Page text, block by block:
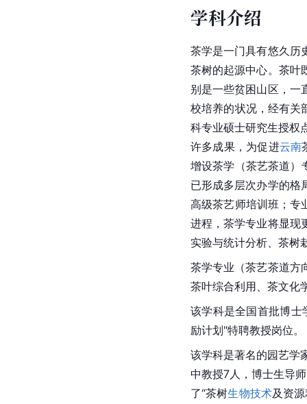
学科介绍
茶学是一门具有悠久历
茶树的起源中心。茶叶
别是一些贫困山区，一
校培养的状况，经有关
科专业硕士研究生授权
许多成果，为促进云南
增设茶学（茶艺茶道）
已形成多层次办学的格
高级茶艺师培训班；专
进程，茶学专业将显现
实验与统计分析、茶树
茶学专业（茶艺茶道方
茶叶综合利用、茶文化
该学科是全国首批博
励计划"特聘教授岗位。
该学科是著名的园艺学
中教授7人，博士生导
了“茶树生物技术及资